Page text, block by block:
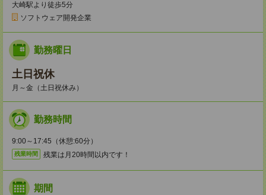
大崎駅より徒歩5分
ソフトウェア開発企業
勤務曜日
土日祝休
月～金（土日祝休み）
勤務時間
9:00～17:45（休憩:60分）
残業時間 残業は月20時間以内です！
期間